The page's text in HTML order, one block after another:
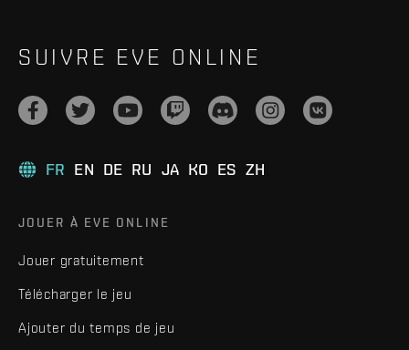
SUIVRE EVE ONLINE
FR EN DE RU JA KO ES ZH
JOUER À EVE ONLINE
Jouer gratuitement
Télécharger le jeu
Ajouter du temps de jeu